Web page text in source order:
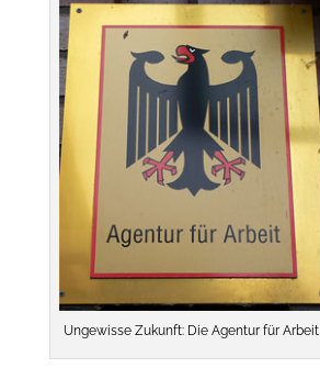
Ungewisse Zukunft: Die Agentur für Arbeit